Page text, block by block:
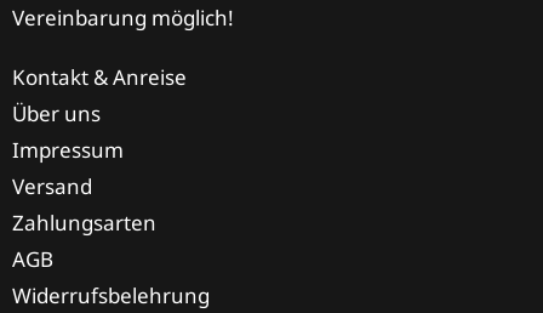
Vereinbarung möglich!
Kontakt & Anreise
Über uns
Impressum
Versand
Zahlungsarten
AGB
Widerrufsbelehrung